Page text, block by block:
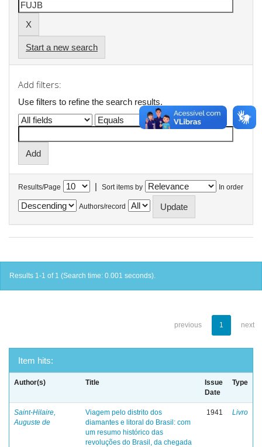
Start a new search
Add filters:
Use filters to refine the search results.
Results/Page | Sort items by In order
Authors/record
Results 1-1 of 1 (Search time: 0.001 seconds).
previous 1 next
Item hits:
Author(s) Title
Issue
Date
Type
Saint-Hilaire,
Auguste de
Viagem pelo distrito dos
diamantes e litoral do Brasil: com
um resumo histórico das
revoluções do Brasil, da chegada
1941 Livro